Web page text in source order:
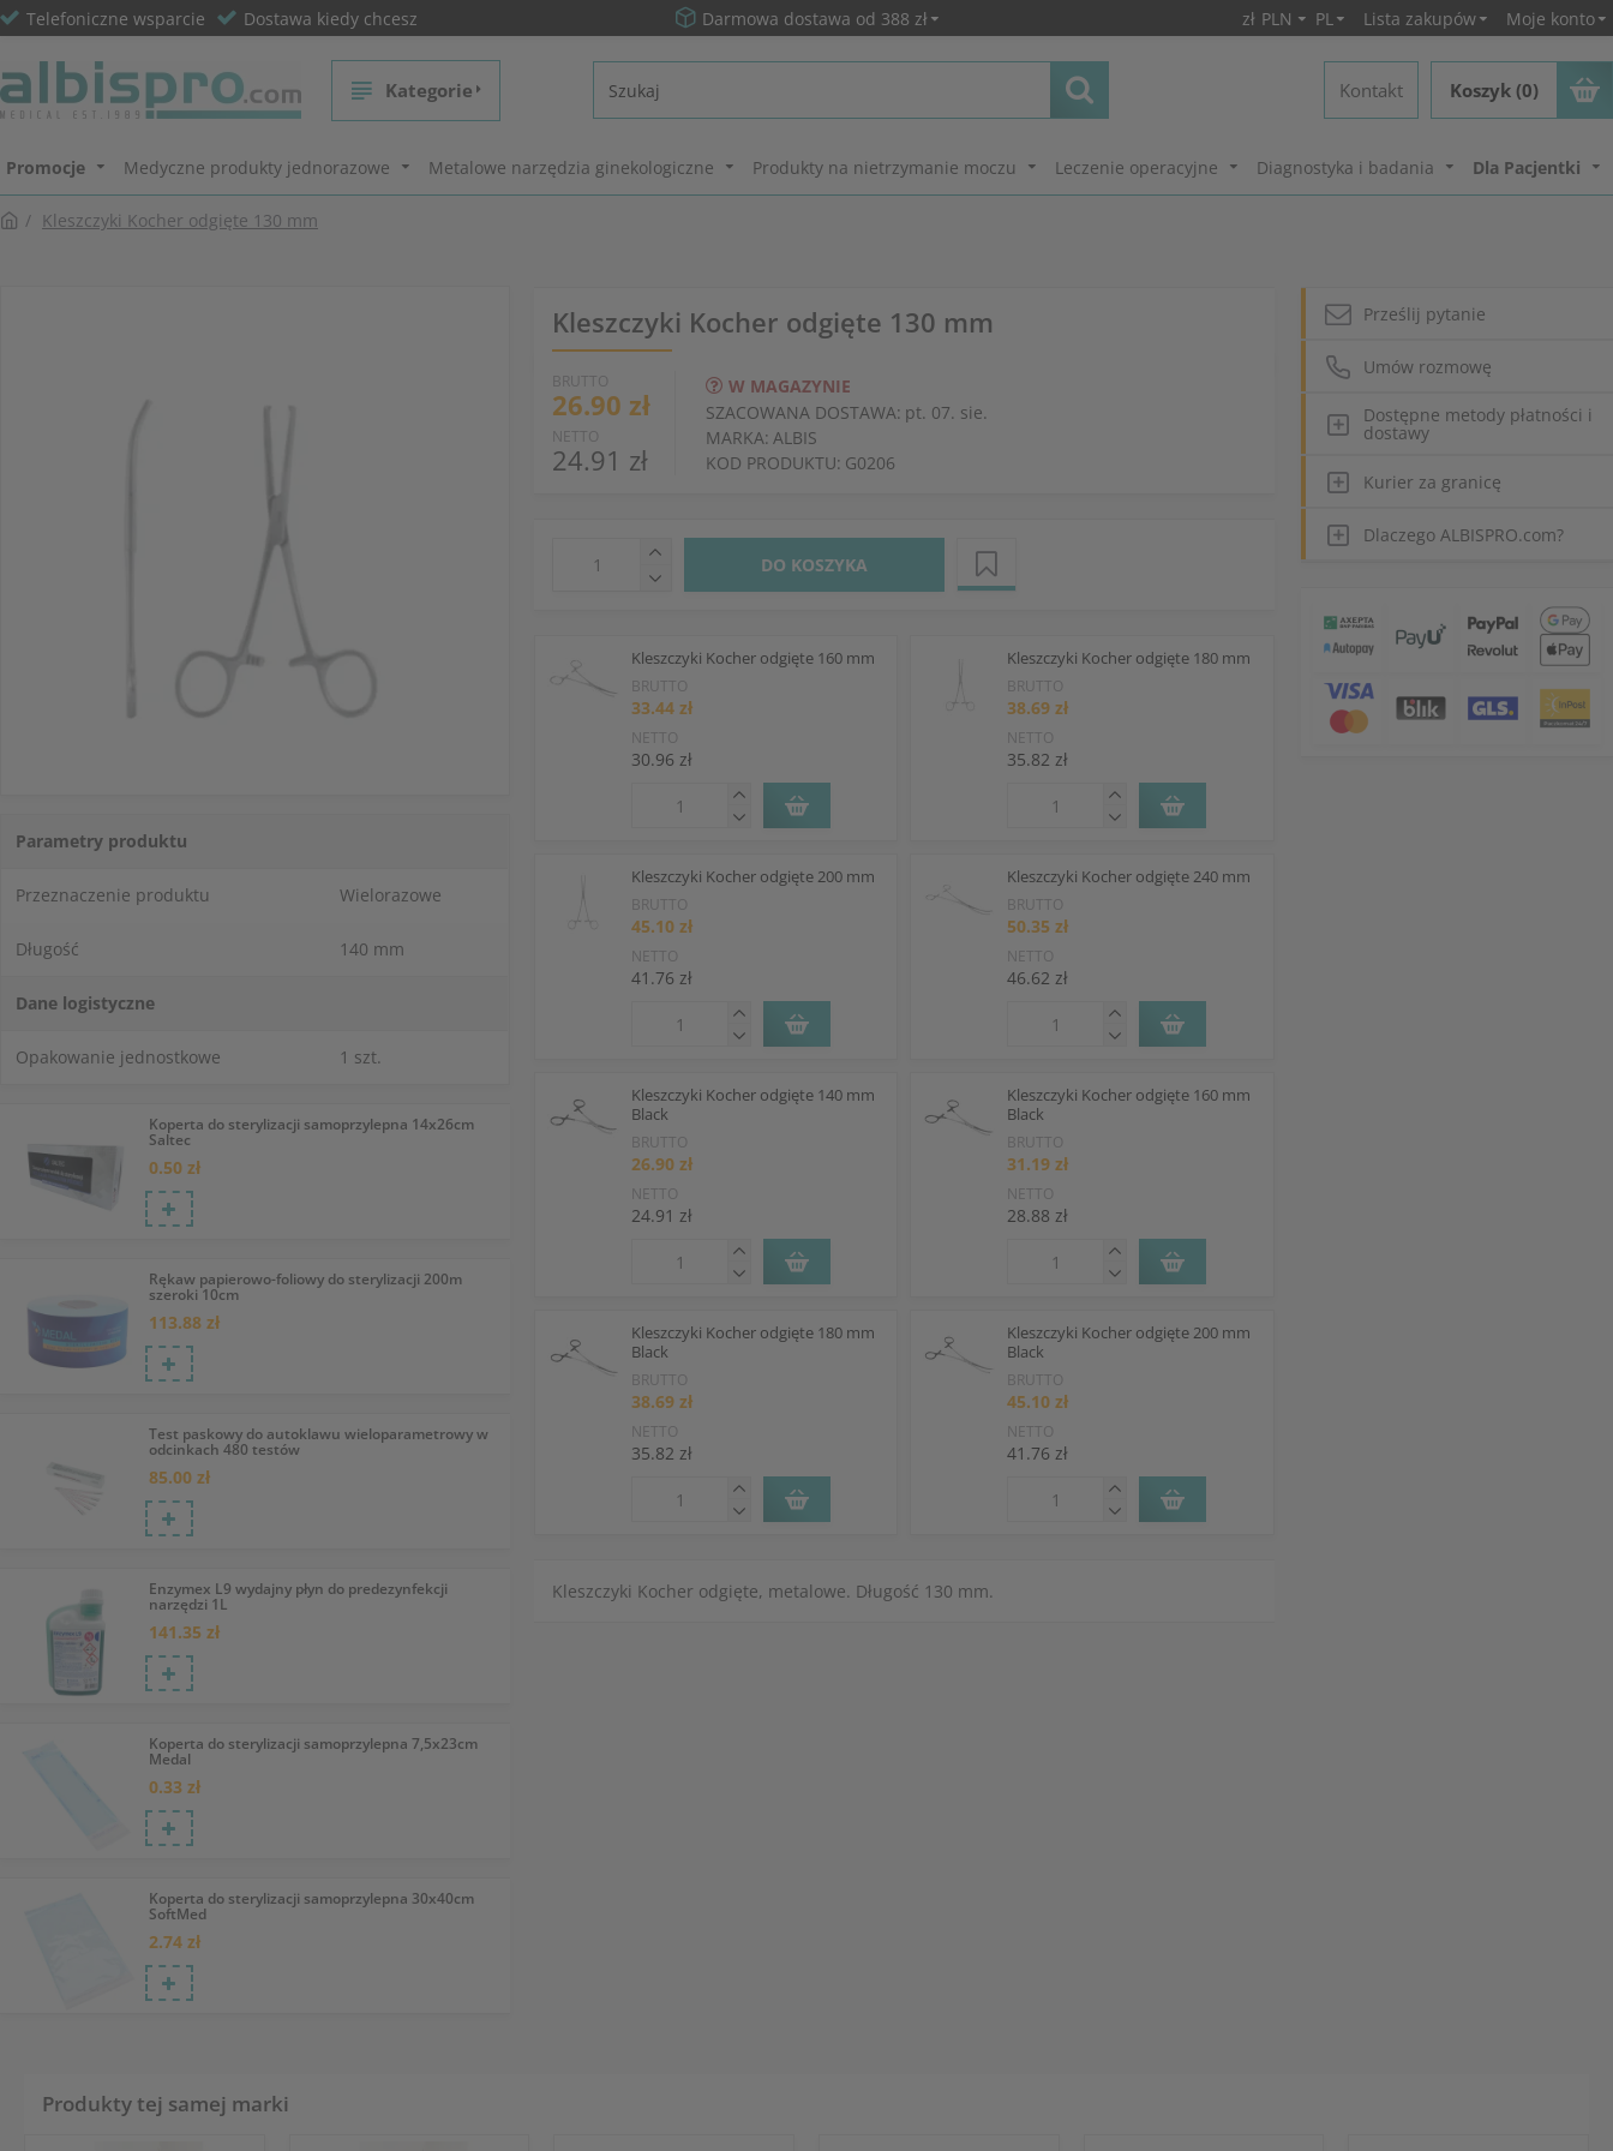
Telefoniczne wsparcie Dostawa kiedy chcesz Darmowa dostawa od 388 zł zł PLN PL Lista zakupów Moje konto
Kategorie Kontakt Koszyk (0)
Promocje Medyczne produkty jednorazowe Metalowe narzędzia ginekologiczne Produkty na nietrzymanie moczu Leczenie operacyjne Diagnostyka i badania Dla Pacjentki
Kleszczyki Kocher odgięte 130 mm
Koperta do sterylizacji samoprzylepna 14x26cm
Saltec
0.50 zł
Rękaw papierowo-foliowy do sterylizacji 200m
szeroki 10cm
113.88 zł
Test paskowy do autoklawu wieloparametrowy w
odcinkach 480 testów
85.00 zł
Enzymex L9 wydajny płyn do predezynfekcji
narzędzi 1L
141.35 zł
Koperta do sterylizacji samoprzylepna 7,5x23cm
Medal
0.33 zł
Koperta do sterylizacji samoprzylepna 30x40cm
SoftMed
2.74 zł
Parametry produktu
Przeznaczenie produktu Wielorazowe
Długość 140 mm
Dane logistyczne
Opakowanie jednostkowe 1 szt.
Kleszczyki Kocher odgięte 130 mm
BRUTTO
26.90 zł
NETTO
24.91 zł
W MAGAZYNIE
SZACOWANA DOSTAWA: pt. 07. sie.
MARKA: ALBIS
KOD PRODUKTU: G0206
DO KOSZYKA
Kleszczyki Kocher odgięte 160 mm
BRUTTO
33.44 zł
NETTO
30.96 zł
Kleszczyki Kocher odgięte 180 mm
BRUTTO
38.69 zł
NETTO
35.82 zł
Kleszczyki Kocher odgięte 200 mm
BRUTTO
45.10 zł
NETTO
41.76 zł
Kleszczyki Kocher odgięte 240 mm
BRUTTO
50.35 zł
NETTO
46.62 zł
Kleszczyki Kocher odgięte 140 mm
Black
BRUTTO
26.90 zł
NETTO
24.91 zł
Kleszczyki Kocher odgięte 160 mm
Black
BRUTTO
31.19 zł
NETTO
28.88 zł
Kleszczyki Kocher odgięte 180 mm
Black
BRUTTO
38.69 zł
NETTO
35.82 zł
Kleszczyki Kocher odgięte 200 mm
Black
BRUTTO
45.10 zł
NETTO
41.76 zł
Kleszczyki Kocher odgięte, metalowe. Długość 130 mm.
Prześlij pytanie
Umów rozmowę
Dostępne metody płatności i
dostawy
Kurier za granicę
Dlaczego ALBISPRO.com?
Produkty tej samej marki